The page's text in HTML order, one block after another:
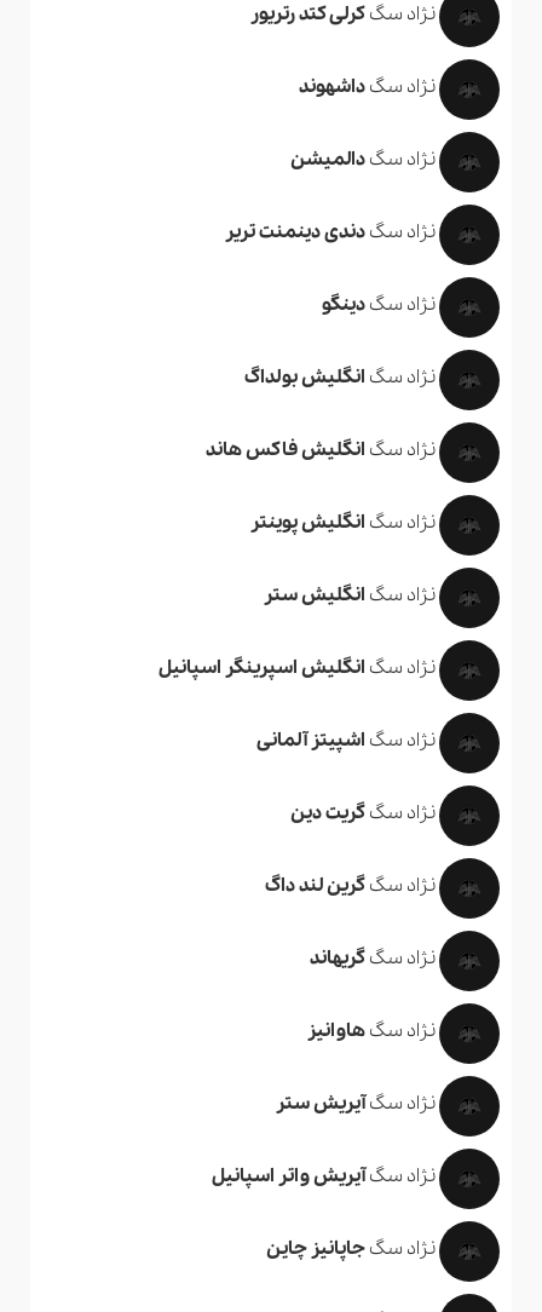
نژاد سگکرلی کتد رتریور
نژاد سگداشهوند
نژاد سگدالمیشن
نژاد سگدندی دینمنت تریر
نژاد سگدینگو
نژاد سگ انگلیش بولداگ
نژاد سگ انگلیش فاکس هاند
نژاد سگ انگلیش پوینتر
نژاد سگ انگلیش ستر
نژاد سگ انگلیش اسپرینگر اسپانیل
نژاد سگ اشپیتز آلمانی
نژاد سگگریت دین
نژاد سگگرین لند داگ
نژاد سگگریهاند
نژاد سگهاوانیز
نژاد سگآیریش ستر
نژاد سگآیریش واتر اسپانیل
نژاد سگجاپانیز چاین